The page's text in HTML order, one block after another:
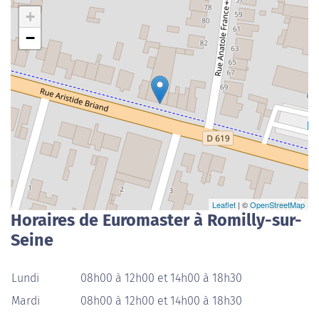
+
−
Leaflet | ©OpenStreetMap
Horaires de Euromaster à Romilly-sur-
Seine
Lundi
08h00 à 12h00 et 14h00 à 18h30
Mardi
08h00 à 12h00 et 14h00 à 18h30